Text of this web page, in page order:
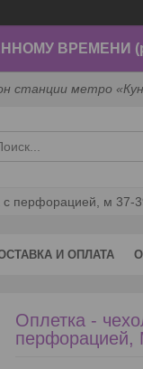
ВРЕМЕНИ (р-
станции метро
с перфорацией, м 37-
И ОПЛАТА
Оплетка -